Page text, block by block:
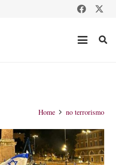
Home no terrorismo